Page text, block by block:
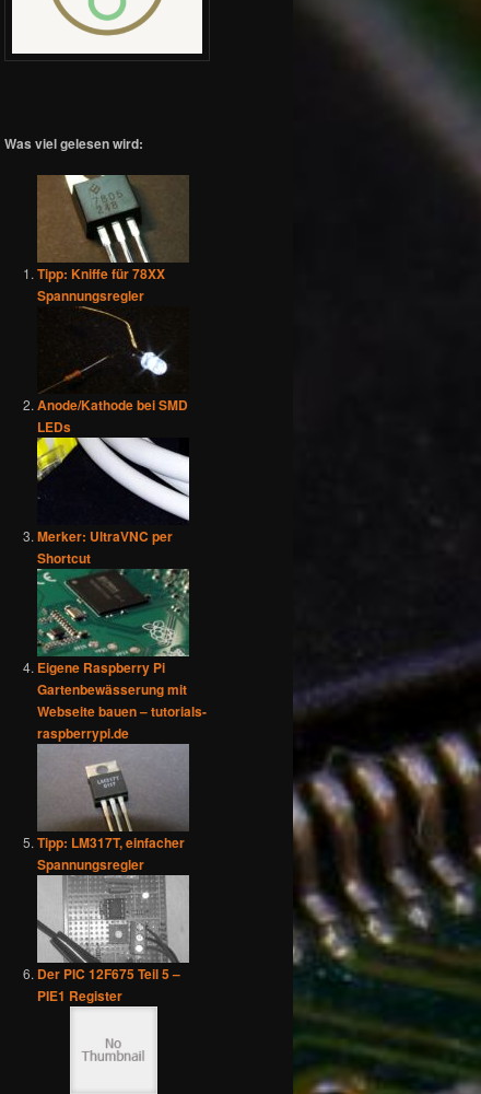
Was viel gelesen wird:
Tipp: Kniffe für 78XX
Spannungsregler
Anode/Kathode bei SMD
LEDs
Merker: UltraVNC per
Shortcut
Eigene Raspberry Pi
Gartenbewässerung mit
Webseite bauen – tutorials-
raspberrypi.de
Tipp: LM317T, einfacher
Spannungsregler
Der PIC 12F675 Teil 5 –
PIE1 Register